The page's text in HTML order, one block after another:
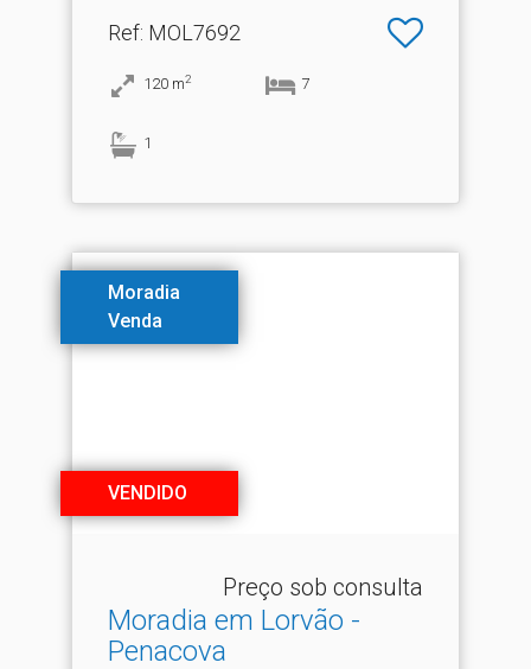
Ref: MOL7692
120 m2 7
1
Moradia
Venda
VENDIDO
Preço sob consulta
Moradia em Lorvão -
Penacova